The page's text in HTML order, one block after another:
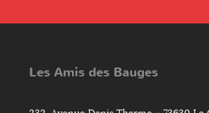
Les Amis des Bauges